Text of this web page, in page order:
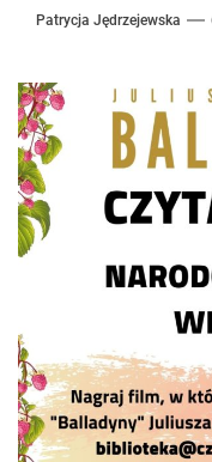
Patrycja Jędrzejewska